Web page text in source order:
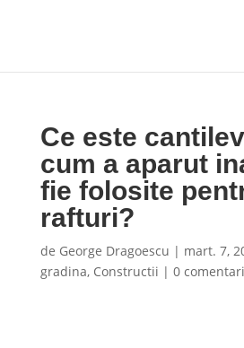
Ce este
cum a aparut
fie folosite
rafturi?
de George Dragoescu | mart. 7,
gradina, Constructii | 0